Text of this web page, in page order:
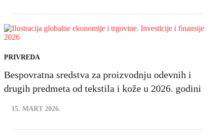
PRIVREDA
Bespovratna sredstva za proizvodnju odevnih i
drugih predmeta od tekstila i kože u 2026. godini
15. MART 2026.